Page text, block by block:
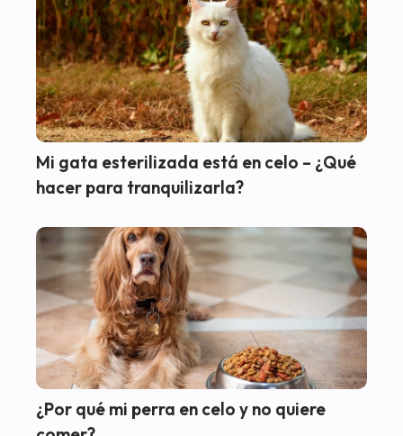
Mi gata esterilizada está en celo – ¿Qué
hacer para tranquilizarla?
¿Por qué mi perra en celo y no quiere